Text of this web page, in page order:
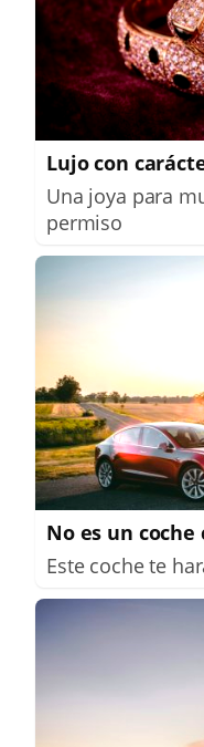
Lujo con
Una joya para
permiso
No es un
Este coche te